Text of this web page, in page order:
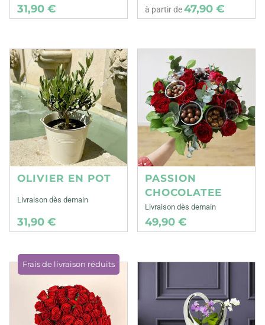
31,90 € à partir de47,90 €
OLIVIER EN POT
Livraison dès demain
31,90 €
PASSION
CHOCOLATEE
Livraison dès demain
49,90 €
Frais de livraison réduits